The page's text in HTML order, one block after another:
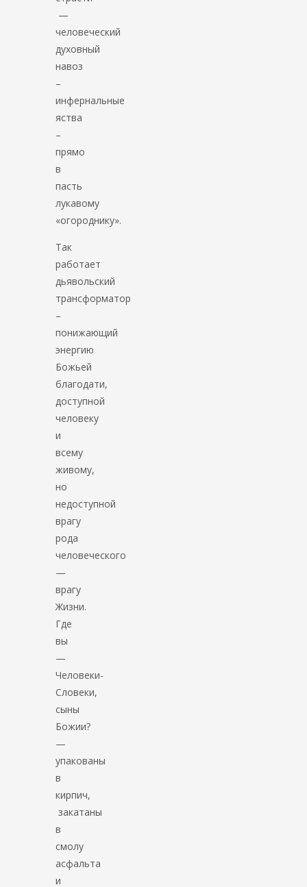
—
человеческий
духовный
навоз
–
инфернальные
яства
–
прямо
в
пасть
лукавому
«огороднику».
Так
работает
дьявольский
трансформатор
–
понижающий
энергию
Божьей
благодати,
доступной
человеку
и
всему
живому,
но
недоступной
врагу
рода
человеческого
—
врагу
Жизни.
Где
вы
—
Человеки-
Словеки,
сыны
Божии?
—
упакованы
в
кирпич,
закатаны
в
смолу
асфальта
и